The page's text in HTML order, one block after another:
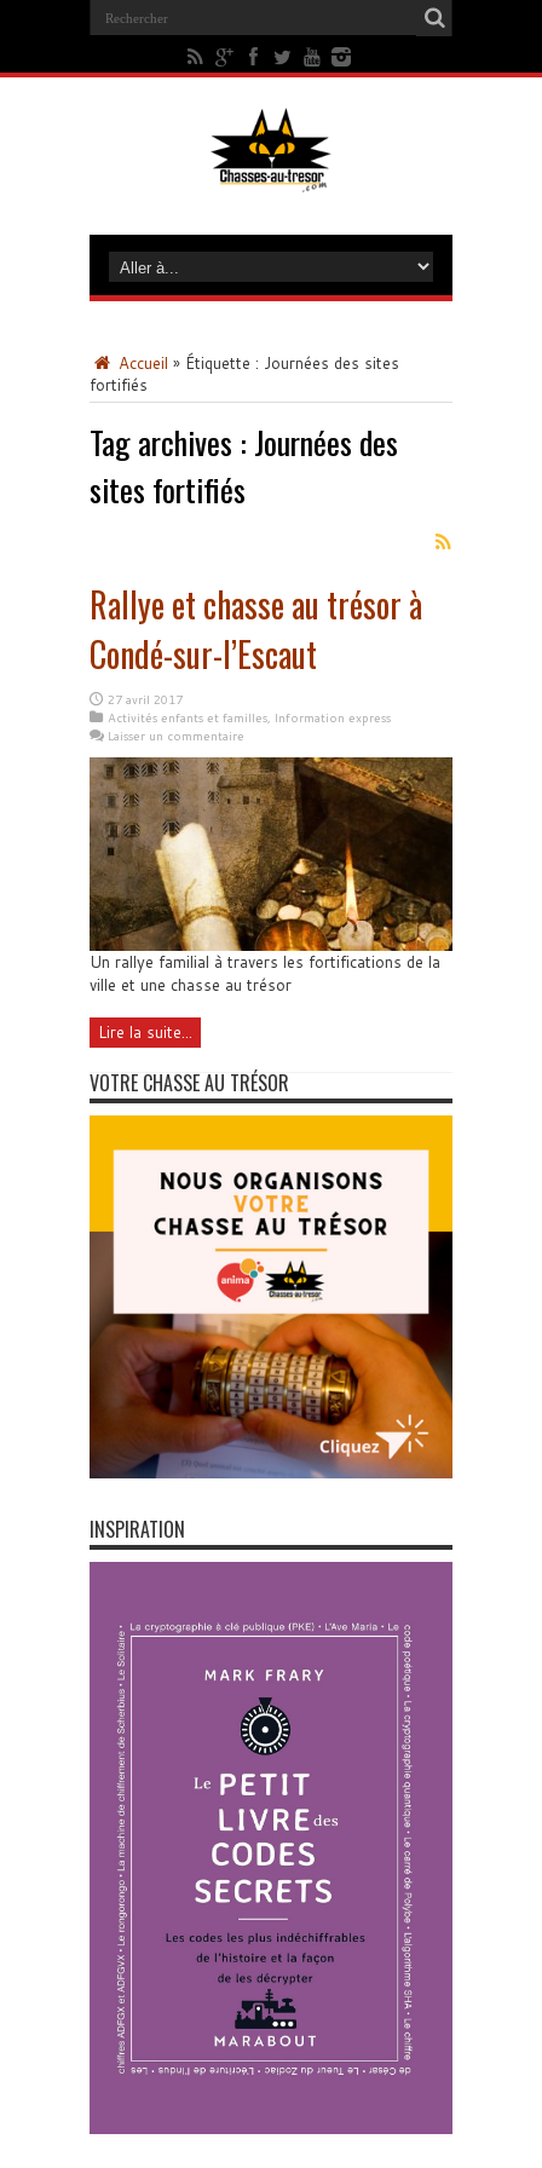
Accueil » Étiquette : Journées des sites
fortifiés
Tag archives : Journées des
sites fortifiés
Rallye et chasse au trésor à
Condé-sur-l’Escaut
27 avril 2017
Activités enfants et familles, Information express
Laisser un commentaire
Un rallye familial à travers les fortifications de la
ville et une chasse au trésor
Lire la suite...
VOTRE CHASSE AU TRÉSOR
INSPIRATION